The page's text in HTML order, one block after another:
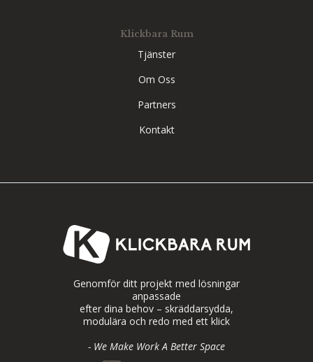
Klickbara Rum
Tjänster
Om Oss
Partners
Kontakt
Genomför ditt projekt med lösningar
anpassade
efter dina behov – skräddarsydda,
modulära och redo med ett klick
- We Make Work A Better Space